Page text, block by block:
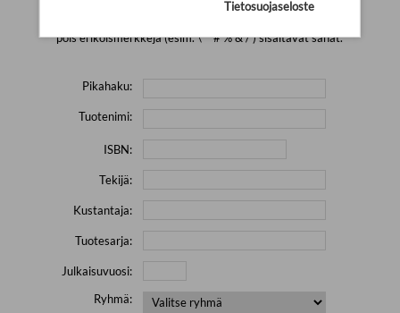
pois erikoismerkkejä (esim. \' " # % & / ) sisältävät sanat.
Pikahaku:
Tuotenimi:
ISBN:
Tekijä:
Kustantaja:
Tuotesarja:
Julkaisuvuosi:
Ryhmä:
Tietosuojaseloste